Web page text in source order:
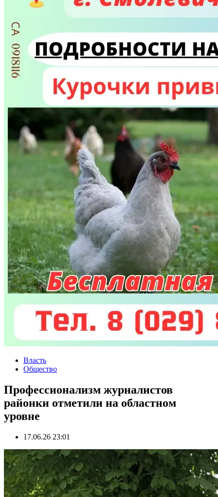
Власть
Общество
Профессионализм журналистов
районки отметили на областном
уровне
17.06.26 23:01